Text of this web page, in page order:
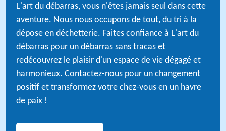
L'art du débarras, vous n'êtes jamais seul dans cette
aventure. Nous nous occupons de tout, du tri à la
dépose en déchetterie. Faites confiance à L'art du
débarras pour un débarras sans tracas et
redécouvrez le plaisir d'un espace de vie dégagé et
harmonieux. Contactez-nous pour un changement
positif et transformez votre chez-vous en un havre
de paix !